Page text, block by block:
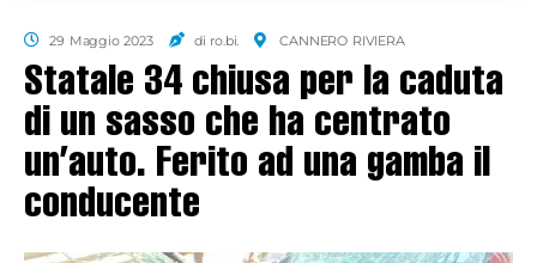
29 Maggio 2023 di ro.bi. CANNERO RIVIERA
Statale 34 chiusa per la caduta
di un sasso che ha centrato
un’auto. Ferito ad una gamba il
conducente